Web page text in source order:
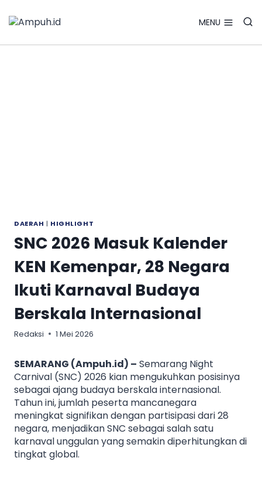
to
content
MENU
DAERAH | HIGHLIGHT
SNC 2026 Masuk Kalender
KEN Kemenpar, 28 Negara
Ikuti Karnaval Budaya
Berskala Internasional
Redaksi 1 Mei 2026
SEMARANG (Ampuh.id) – Semarang Night
Carnival (SNC) 2026 kian mengukuhkan posisinya
sebagai ajang budaya berskala internasional.
Tahun ini, jumlah peserta mancanegara
meningkat signifikan dengan partisipasi dari 28
negara, menjadikan SNC sebagai salah satu
karnaval unggulan yang semakin diperhitungkan di
tingkat global.